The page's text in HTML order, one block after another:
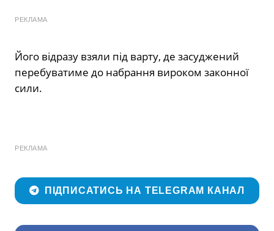
РЕКЛАМА
Його відразу взяли під варту, де засуджений
перебуватиме до набрання вироком законної
сили.
РЕКЛАМА
ПІДПИСАТИСЬ НА TELEGRAM КАНАЛ